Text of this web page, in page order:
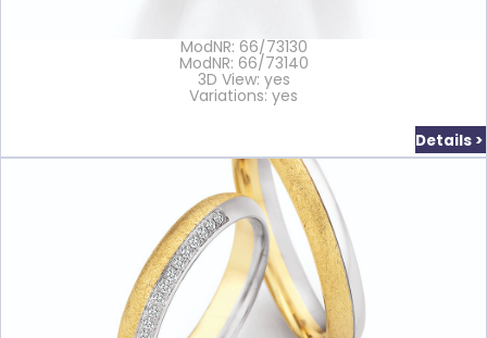
ModNR: 66/73130
ModNR: 66/73140
3D View: yes
Variations: yes
Details >